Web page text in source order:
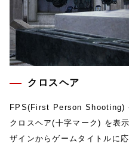
クロスヘア
FPS(First Person Shooting)
クロスヘア(十字マーク) を表
ザインからゲームタイトルに